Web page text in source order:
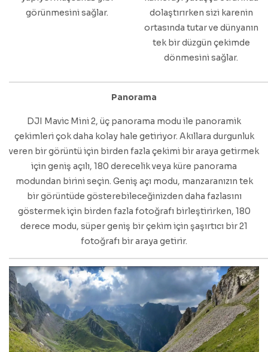
görünmesini sağlar.
dolaştırırken sizi karenin
ortasında tutar ve dünyanın
tek bir düzgün çekimde
dönmesini sağlar.
Panorama
DJI Mavic Mini 2, üç panorama modu ile panoramik
çekimleri çok daha kolay hale getiriyor. Akıllara durgunluk
veren bir görüntü için birden fazla çekimi bir araya getirmek
için geniş açılı, 180 derecelik veya küre panorama
modundan birini seçin. Geniş açı modu, manzaranızın tek
bir görüntüde gösterebileceğinizden daha fazlasını
göstermek için birden fazla fotoğrafı birleştirirken, 180
derece modu, süper geniş bir çekim için şaşırtıcı bir 21
fotoğrafı bir araya getirir.